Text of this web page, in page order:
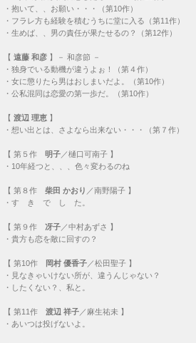
・ 抱いて、、お願い・・・（第10作）
・ フラレ方も経験を積むうちに堂に入る（第11作）
・ 生めば、、男の責任が果たせるの？（第12作）
【 遠藤 和彦 】－ 和彦節 －
・ 独身でいる動機が違うよぉ！（第４作）
・ 女に懲りたら男はおしまいだよ。（第10作）
・ 公私混同は恋愛の第一歩だ。（第10作）
【 渡辺 理恵 】
・ 想い出とは、さよなら出来ない・・・（第７作）
【 第５作 明子／樋口可南子 】
・ 10年経つと、、、色々変わるのね
【 第８作 柴田 かおり ／南野陽子 】
・ す き で し た。
【 第９作 冴子／中村あずさ 】
・ 貴方も恋を敵に回すの？
【 第10作 岡村 優香子／松田聖子 】
・ 見なきゃいけない所が、違うんじゃない？
・
したくない？、私と。
【 第11作 渡辺 祥子／麻生祐未 】
・ あいつは投げないよ。